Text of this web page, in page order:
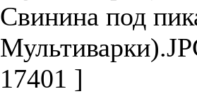
Свинина под
17401 ]